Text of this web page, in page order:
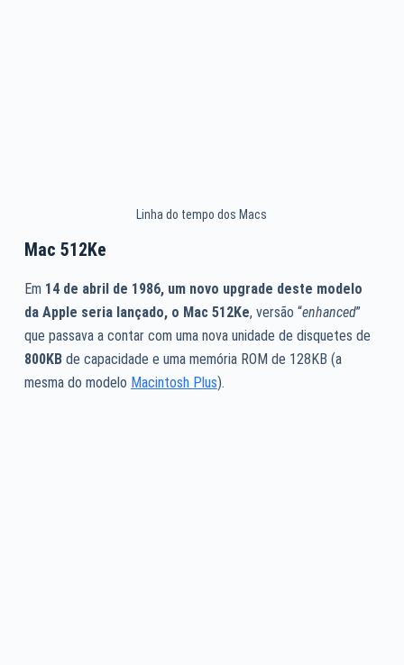
Linha do tempo dos Macs
Mac 512Ke
Em 14 de abril de 1986, um novo upgrade deste modelo
da Apple seria lançado, o Mac 512Ke, versão “enhanced”
que passava a contar com uma nova unidade de disquetes de
800KB de capacidade e uma memória ROM de 128KB (a
mesma do modelo Macintosh Plus).